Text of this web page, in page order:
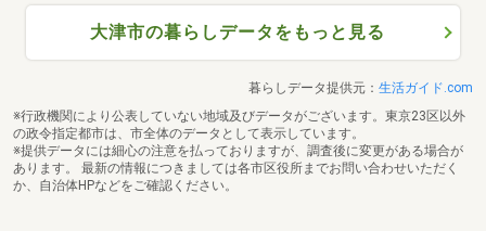
大津市の暮らしデータをもっと見る
暮らしデータ提供元： 生活ガイド.com
※行政機関により公表していない地域及びデータがございます。東京23区以外
の政令指定都市は、市全体のデータとして表示しています。
※提供データには細心の注意を払っておりますが、調査後に変更がある場合が
あります。 最新の情報につきましては各市区役所までお問い合わせいただく
か、自治体HPなどをご確認ください。